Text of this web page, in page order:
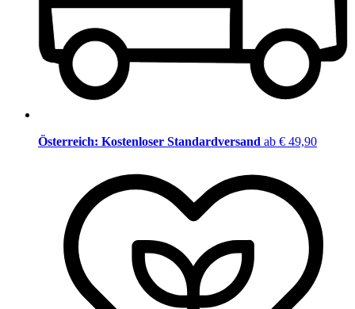
Österreich: Kostenloser Standardversand ab € 49,90